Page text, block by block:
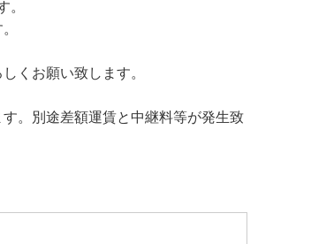
。
くお願い致します。
。別途差額運賃と中継料等が発生致